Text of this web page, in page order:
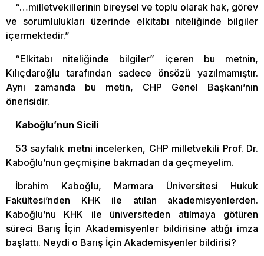
“…milletvekillerinin bireysel ve toplu olarak hak, görev
ve sorumlulukları üzerinde elkitabı niteliğinde bilgiler
içermektedir.”
“Elkitabı niteliğinde bilgiler” içeren bu metnin,
Kılıçdaroğlu tarafından sadece önsözü yazılmamıştır.
Aynı zamanda bu metin, CHP Genel Başkanı’nın
önerisidir.
Kaboğlu’nun Sicili
53 sayfalık metni incelerken, CHP milletvekili Prof. Dr.
Kaboğlu’nun geçmişine bakmadan da geçmeyelim.
İbrahim Kaboğlu, Marmara Üniversitesi Hukuk
Fakültesi’nden KHK ile atılan akademisyenlerden.
Kaboğlu’nu KHK ile üniversiteden atılmaya götüren
süreci Barış İçin Akademisyenler bildirisine attığı imza
başlattı. Neydi o Barış İçin Akademisyenler bildirisi?